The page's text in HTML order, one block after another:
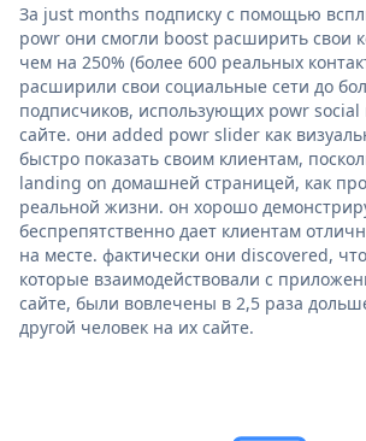
За just months подписку с помощью
powr они смогли boost расширить свои
чем на 250% (более 600 реальных
расширили свои социальные сети до
подписчиков, использующих powr social
сайте. они added powr slider как
быстро показать своим клиентам,
landing on домашней страницей, как
реальной жизни. он хорошо
беспрепятственно дает клиентам
на месте. фактически они discovered,
которые взаимодействовали с
сайте, были вовлечены в 2,5 раза
другой человек на их сайте.